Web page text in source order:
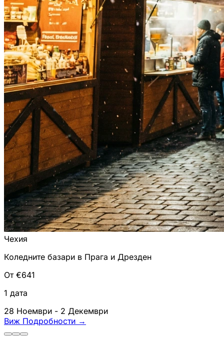
Чехия
Коледните базари в Прага и Дрезден
От €641
1 дата
28 Ноември - 2 Декември
Виж Подробности →